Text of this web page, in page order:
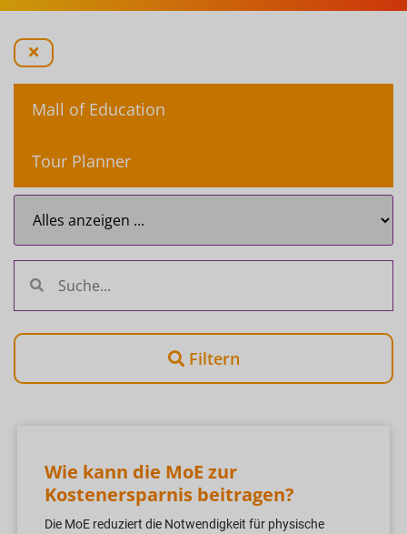
Mall of Education
Tour Planner
Filtern
Wie kann die MoE zur
Kostenersparnis beitragen?
Die MoE reduziert die Notwendigkeit für physische